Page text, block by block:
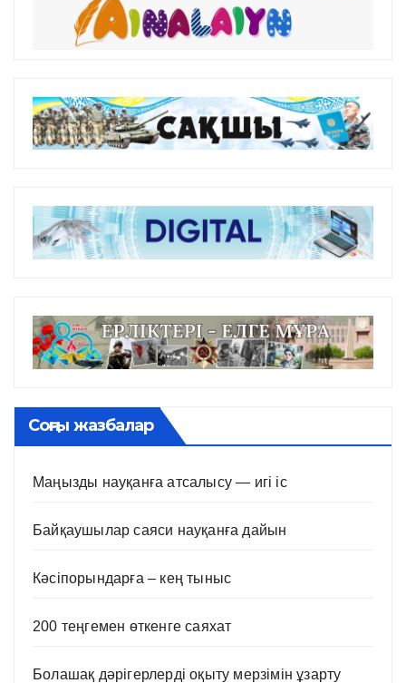
Соңғы жазбалар
Маңызды науқанға атсалысу — игі іс
Байқаушылар саяси науқанға дайын
Кәсіпорындарға – кең тыныс
200 теңгемен өткенге саяхат
Болашақ дәрігерлерді оқыту мерзімін ұзарту